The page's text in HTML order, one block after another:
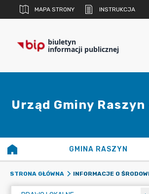
MAPA STRONY INSTRUKCJA
biuletyn
informacji publicznej
Urząd Gminy Raszyn
GMINA RASZYN
STRONA GŁÓWNA